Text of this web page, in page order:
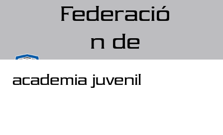
Federació
n de
fútbol de
academia juvenil